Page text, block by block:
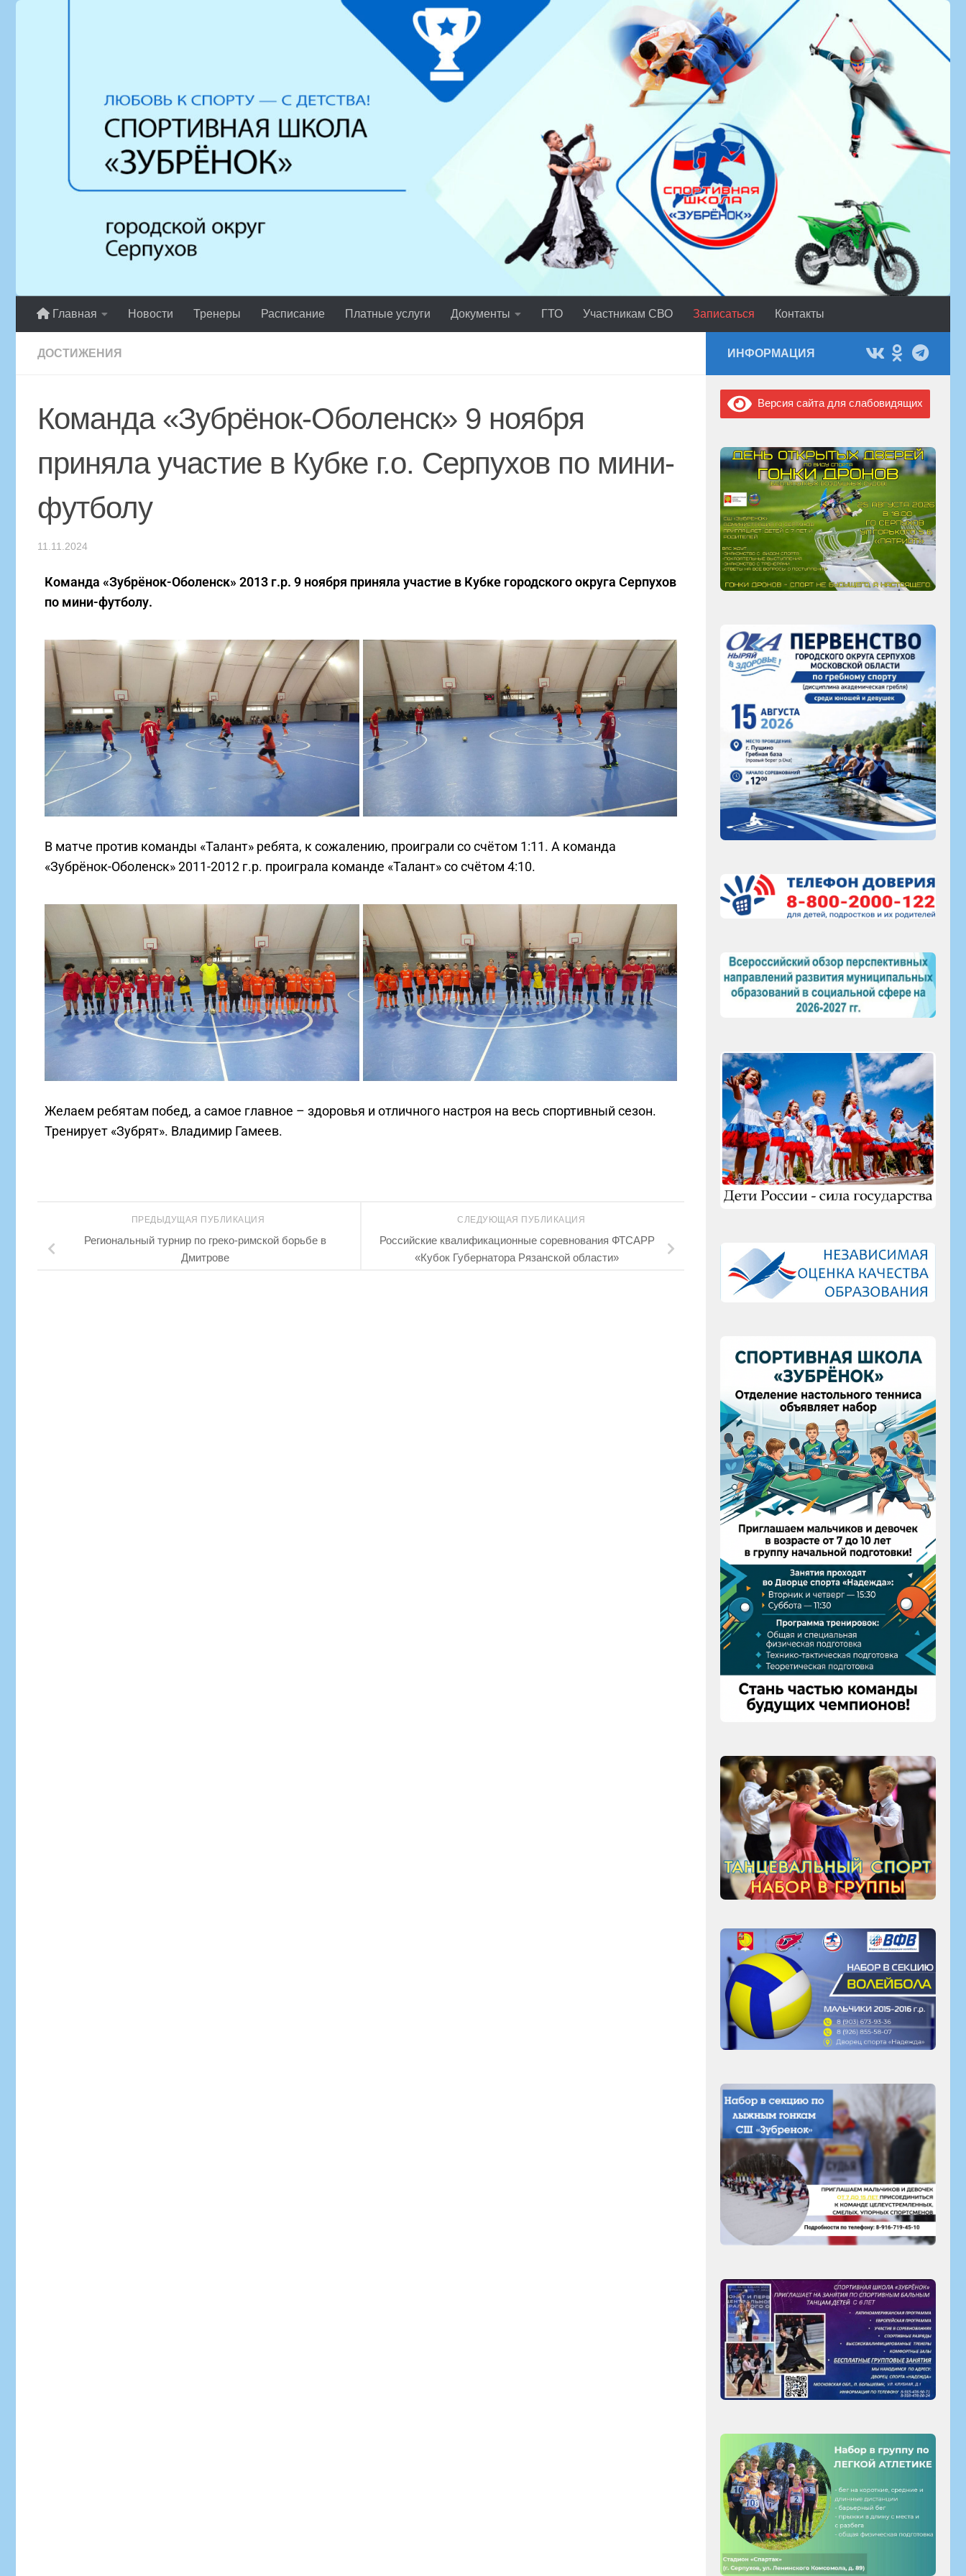
Главная Новости Тренеры Расписание Платные услуги Документы ГТО Участникам СВО Записаться Контакты
ДОСТИЖЕНИЯ
Команда «Зубрёнок-Оболенск» 9 ноября
приняла участие в Кубке г.о. Серпухов по мини-
футболу
11.11.2024
Команда «Зубрёнок-Оболенск» 2013 г.р. 9 ноября приняла участие в Кубке городского округа Серпухов
по мини-футболу.
В матче против команды «Талант» ребята, к сожалению, проиграли со счётом 1:11. А команда
«Зубрёнок-Оболенск» 2011-2012 г.р. проиграла команде «Талант» со счётом 4:10.
Желаем ребятам побед, а самое главное – здоровья и отличного настроя на весь спортивный сезон.
Тренирует «Зубрят». Владимир Гамеев.
СЛЕДУЮЩАЯ ПУБЛИКАЦИЯ
Российские квалификационные соревнования ФТСАРР
«Кубок Губернатора Рязанской области»
ПРЕДЫДУЩАЯ ПУБЛИКАЦИЯ
Региональный турнир по греко-римской борьбе в
Дмитрове
ИНФОРМАЦИЯ
Версия сайта для слабовидящих